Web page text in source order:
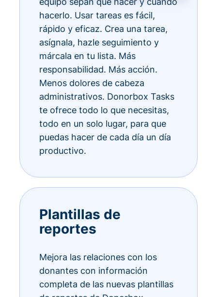
hacerlo. Usar tareas es fácil,
rápido y eficaz. Crea una tarea,
asígnala, hazle seguimiento y
márcala en tu lista. Más
responsabilidad. Más acción.
Menos dolores de cabeza
administrativos. Donorbox Tasks
te ofrece todo lo que necesitas,
todo en un solo lugar, para que
puedas hacer de cada día un día
productivo.
Plantillas de
reportes
Mejora las relaciones con los
donantes con información
completa de las nuevas plantillas